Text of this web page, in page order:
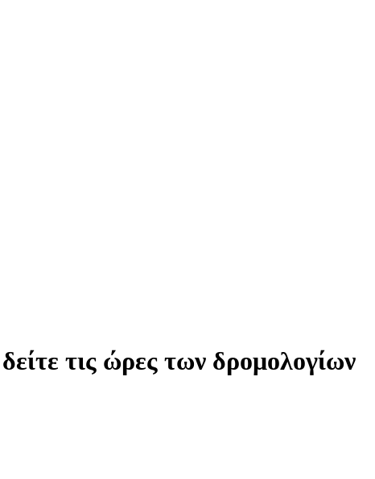
τις ώρες των δρομολογίων